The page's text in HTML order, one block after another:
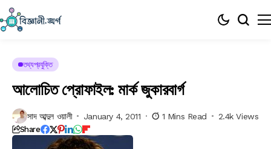
তথ্যপ্রযুক্তি
আলোচিত প্রোফাইল: মার্ক জুকারবার্গ
সাদ আব্দুল ওয়ালী January 4, 2011 1 Mins Read 2.4k Views
Share